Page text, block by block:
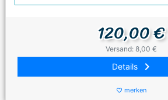
120,00 €
Versand: 8,00 €
Details keyboard_arrow_right
favorite_border merken